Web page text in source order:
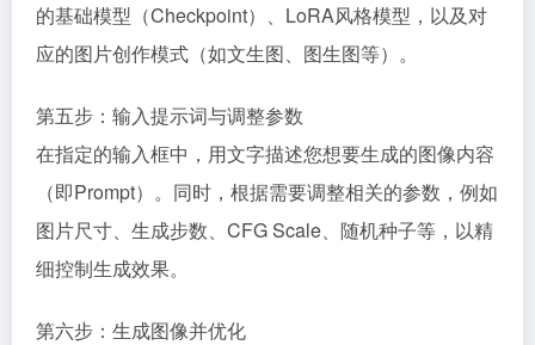
的基础模型（Checkpoint）、LoRA风格模型，以及对
应的图片创作模式（如文生图、图生图等）。
第五步：输入提示词与调整参数
在指定的输入框中，用文字描述您想要生成的图像内容
（即Prompt）。同时，根据需要调整相关的参数，例如
图片尺寸、生成步数、CFG Scale、随机种子等，以精
细控制生成效果。
第六步：生成图像并优化